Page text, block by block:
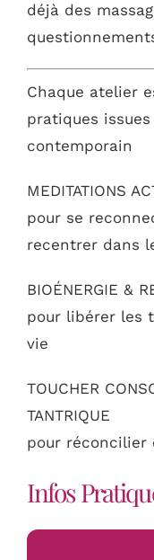
déjà des
Chaque atelier
pratiques
contemporain
MEDITATIONS
pour se
recentrer dans
BIOÉNERGIE &
pour libérer les
vie
TOUCHER
TANTRIQUE
pour réconcilier
Infos